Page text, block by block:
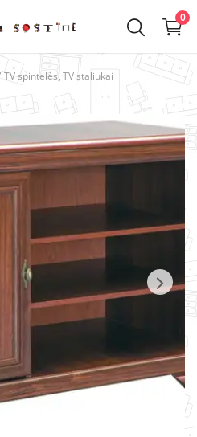
0
TV spintelės, TV staliukai